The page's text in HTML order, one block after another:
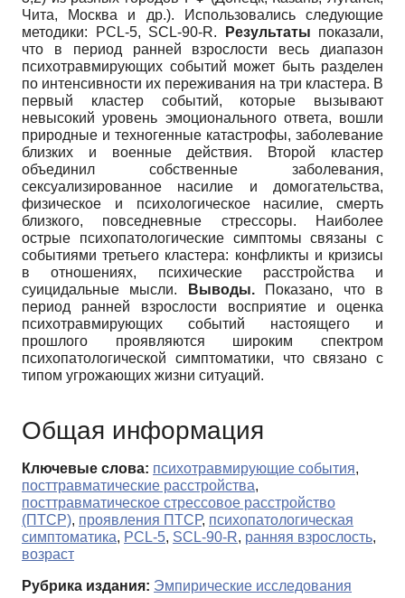
Чита, Москва и др.). Использовались следующие
методики: PCL-5, SCL-90-R.
Результаты показали,
что в период ранней взрослости весь диапазон
психотравмирующих событий может быть разделен
по интенсивности их переживания на три кластера. В
первый кластер событий, которые вызывают
невысокий уровень эмоционального ответа, вошли
природные и техногенные катастрофы, заболевание
близких и военные действия. Второй кластер
объединил собственные заболевания,
сексуализированное насилие и домогательства,
физическое и психологическое насилие, смерть
близкого, повседневные стрессоры. Наиболее
острые психопатологические симптомы связаны с
событиями третьего кластера: конфликты и кризисы
в отношениях, психические расстройства и
суицидальные мысли.
Выводы.Показано, что в
период ранней взрослости восприятие и оценка
психотравмирующих событий настоящего и
прошлого проявляются широким спектром
психопатологической симптоматики, что связано с
типом угрожающих жизни ситуаций.
Общая информация
Ключевые слова: психотравмирующие события,
посттравматические расстройства,
посттравматическое стрессовое расстройство
(ПТСР), проявления ПТСР, психопатологическая
симптоматика, PCL-5, SCL-90-R, ранняя взрослость,
возраст
Рубрика издания: Эмпирические исследования